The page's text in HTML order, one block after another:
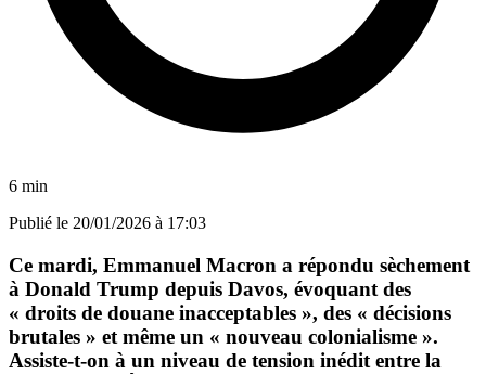
6 min
Publié le 20/01/2026 à 17:03
Ce mardi, Emmanuel Macron a répondu sèchement
à Donald Trump depuis Davos, évoquant des
« droits de douane inacceptables », des « décisions
brutales » et même un « nouveau colonialisme ».
Assiste-t-on à un niveau de tension inédit entre la